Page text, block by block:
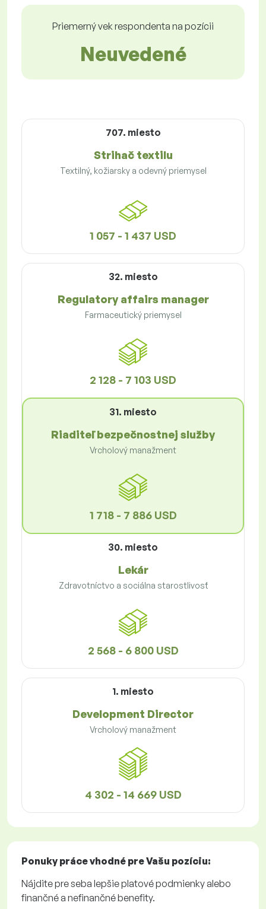
Priemerný vek respondenta na pozícii
Neuvedené
707. miesto
Strihač textilu
Textilný, kožiarsky a odevný priemysel
1 057 - 1 437 USD
32. miesto
Regulatory affairs manager
Farmaceutický priemysel
2 128 - 7 103 USD
31. miesto
Riaditeľ bezpečnostnej služby
Vrcholový manažment
1 718 - 7 886 USD
30. miesto
Lekár
Zdravotníctvo a sociálna starostlivosť
2 568 - 6 800 USD
1. miesto
Development Director
Vrcholový manažment
4 302 - 14 669 USD
Ponuky prácevhodné pre Vašu pozíciu:
Nájdite pre seba lepšie platové podmienky alebo
finančné a nefinančné benefity.